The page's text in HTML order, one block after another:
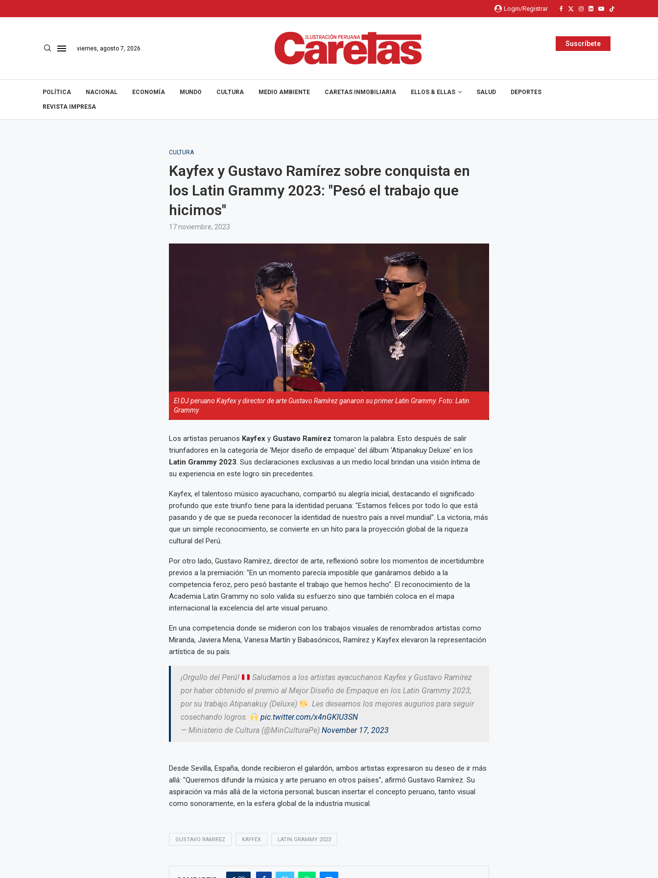
Login/Registrar
viernes, agosto 7, 2026
Suscríbete
POLÍTICA NACIONAL ECONOMÍA MUNDO CULTURA MEDIO AMBIENTE CARETAS INMOBILIARIA ELLOS & ELLAS SALUD DEPORTES
REVISTA IMPRESA
CULTURA
Kayfex y Gustavo Ramírez sobre conquista en
los Latin Grammy 2023: "Pesó el trabajo que
hicimos"
17 noviembre, 2023
El DJ peruano Kayfex y director de arte Gustavo Ramírez ganaron su primer Latin Grammy. Foto: Latin
Grammy
Los artistas peruanos Kayfex y Gustavo Ramírez tomaron la palabra. Esto después de salir
triunfadores en la categoría de 'Mejor diseño de empaque' del álbum 'Atipanakuy Deluxe' en los
Latin Grammy 2023. Sus declaraciones exclusivas a un medio local brindan una visión íntima de
su experiencia en este logro sin precedentes.
Kayfex, el talentoso músico ayacuchano, compartió su alegría inicial, destacando el significado
profundo que este triunfo tiene para la identidad peruana: "Estamos felices por todo lo que está
pasando y de que se pueda reconocer la identidad de nuestro país a nivel mundial". La victoria, más
que un simple reconocimiento, se convierte en un hito para la proyección global de la riqueza
cultural del Perú.
Por otro lado, Gustavo Ramírez, director de arte, reflexionó sobre los momentos de incertidumbre
previos a la premiación: "En un momento parecía imposible que ganáramos debido a la
competencia feroz, pero pesó bastante el trabajo que hemos hecho". El reconocimiento de la
Academia Latin Grammy no solo valida su esfuerzo sino que también coloca en el mapa
internacional la excelencia del arte visual peruano.
En una competencia donde se midieron con los trabajos visuales de renombrados artistas como
Miranda, Javiera Mena, Vanesa Martín y Babasónicos, Ramírez y Kayfex elevaron la representación
artística de su país.
¡Orgullo del Perú!
Saludamos a los artistas ayacuchanos Kayfex y Gustavo Ramírez
por haber obtenido el premio al Mejor Diseño de Empaque en los Latin Grammy 2023,
por su trabajo Atipanakuy (Deluxe)
. Les deseamos los mejores augurios para seguir
cosechando logros.
pic.twitter.com/x4nGKlU3SN
— Ministerio de Cultura (@MinCulturaPe) November 17, 2023
Desde Sevilla, España, donde recibieron el galardón, ambos artistas expresaron su deseo de ir más
allá: "Queremos difundir la música y arte peruano en otros países", afirmó Gustavo Ramírez. Su
aspiración va más allá de la victoria personal; buscan insertar el concepto peruano, tanto visual
como sonoramente, en la esfera global de la industria musical.
GUSTAVO RAMIREZ KAYFEX LATIN GRAMMY 2023